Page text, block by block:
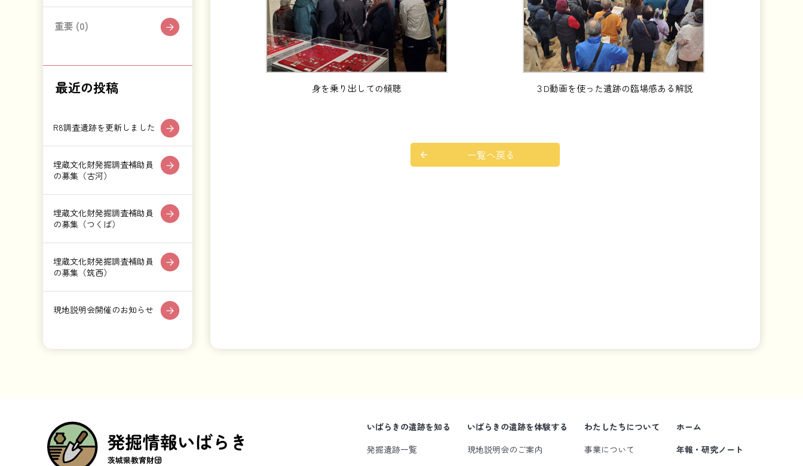
重要 (0)
最近の投稿
R8調査遺跡を更新しました
埋蔵文化財発掘調査補助員
の募集（古河）
埋蔵文化財発掘調査補助員
の募集（つくば）
埋蔵文化財発掘調査補助員
の募集（筑西）
現地説明会開催のお知らせ
身を乗り出しての傾聴 ３D動画を使った遺跡の臨場感ある解説
一覧へ戻る
いばらきの遺跡を知る
発掘遺跡一覧
いばらきの遺跡を体験する
現地説明会のご案内
わたしたちについて
事業について
ホーム
年報・研究ノート